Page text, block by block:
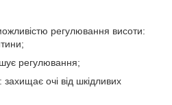
регулювання висоти:
регулювання;
очі від шкідливих